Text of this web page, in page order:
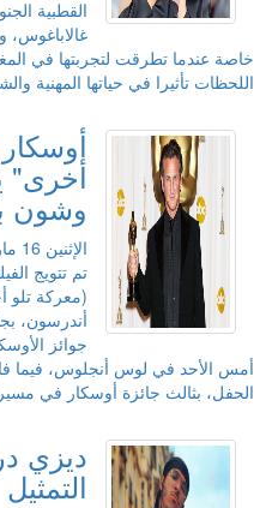
القطبية
غالاباغوس،
خاصة عندما تطرقت لتجربتها في
اللحظات تأثيرا في حياتها المهنية
أخرى"
وشون
الإثنين 16 مارس 2026 - 10:33
تم تتويج
(معركة تلو
أندرسون،
أمس الأحد في لوس أنجلوس، فيما
الحفل، بثالث جائزة أوسكار في
ديزي
التمثيل